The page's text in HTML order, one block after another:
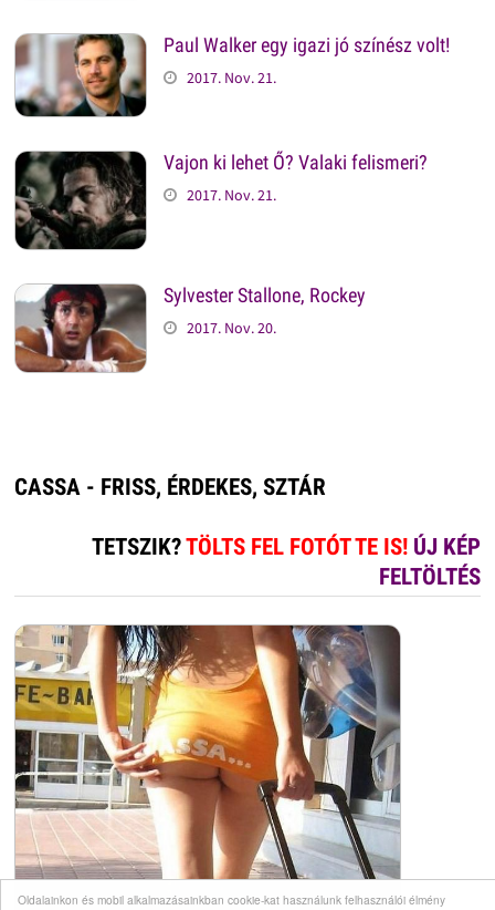
Oldalainkon és mobil alkalmazásainkban cookie-kat használunk felhasználói élmény
Paul Walker egy igazi jó színész volt!
2017. Nov. 21.
Vajon ki lehet Ő? Valaki felismeri?
2017. Nov. 21.
Sylvester Stallone, Rockey
2017. Nov. 20.
CASSA - FRISS, ÉRDEKES, SZTÁR
TETSZIK?TÖLTS FEL FOTÓT TE IS! ÚJ KÉP
FELTÖLTÉS